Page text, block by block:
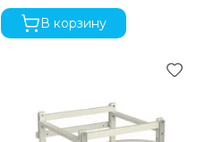
В корзину